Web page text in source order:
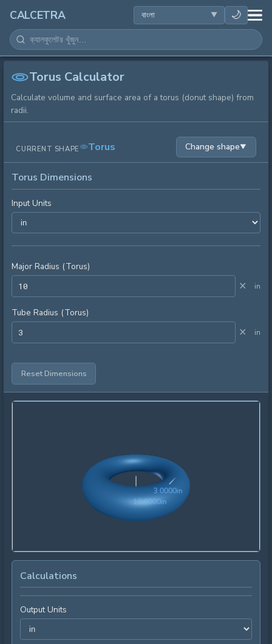
CALCETRA 🌙
গণিত
রূপান্তর
বিজ্ঞান
অন्যান্য সরঞ্জাম
Torus Calculator
Calculate volume and surface area of a torus (donut shape) from
radii.
CURRENT SHAPE Torus Change shape▼
Torus Dimensions
Input Units
Major Radius (Torus)
× in
Tube Radius (Torus)
× in
Reset Dimensions
10.0000in10.0000in
3.0000in3.0000in
Calculations
Output Units